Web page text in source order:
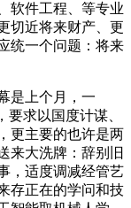
软件工程、等专业
切近将来财产、更
统一个问题：将来
是上个月，一
求以国度计谋、
更主要的也许是两
来大洗牌：辞别旧
，适度调减经管艺
存正在的学问和技